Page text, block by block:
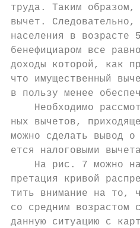
труда. Таким образом,
вычет.
населения в возрасте
бенефициаром все
доходы которой, как
что имущественный
в пользу менее
Необходимо
ных вычетов,
можно сделать вывод
ется налоговыми
На рис. 7 можно
претация кривой
тить внимание на то,
со средним возрастом
данную ситуацию с